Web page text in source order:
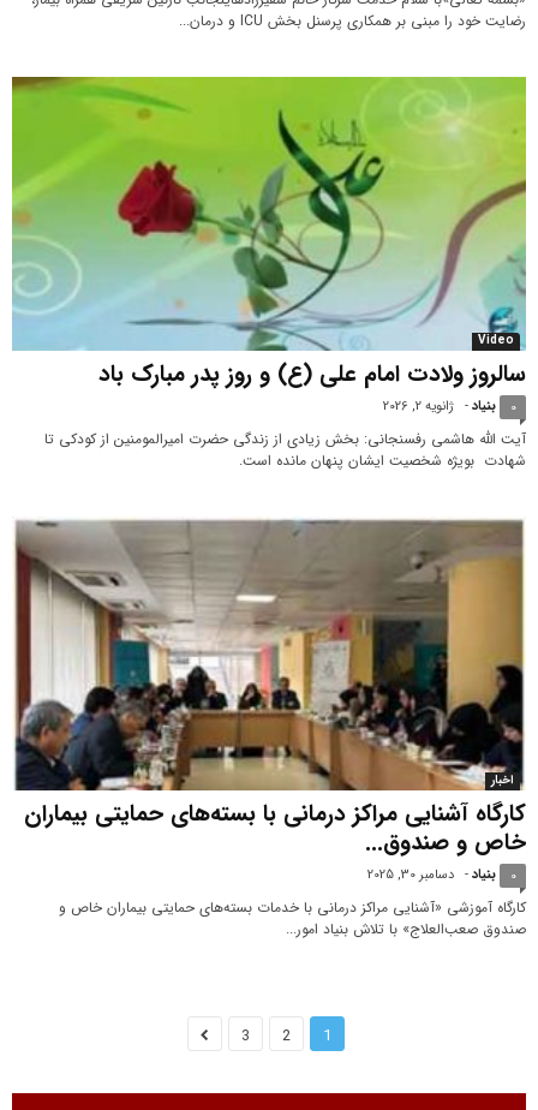
رضایت خود را مبنی بر همکاری پرسنل بخش ICU و درمان...
Video
سالروز ولادت امام علی (ع) و روز پدر مبارک باد
بنیاد- ژانویه 2, 2026 0
آیت‌ الله‌ هاشمی‌ رفسنجانی: بخش زیادی از زندگی حضرت امیرالمومنین از کودکی تا
شهادت بویژه شخصیت ایشان پنهان مانده است.
اخبار
کارگاه آشنایی مراکز درمانی با بسته‌های حمایتی بیماران
خاص و صندوق...
بنیاد- دسامبر 30, 2025 0
کارگاه آموزشی «آشنایی مراکز درمانی با خدمات بسته‌های حمایتی بیماران خاص و
صندوق صعب‌العلاج» با تلاش بنیاد امور...
1
2
3